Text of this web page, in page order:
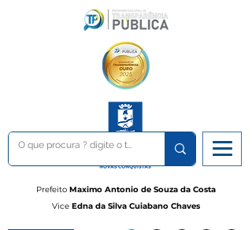
Prefeito Maximo Antonio de Souza da Costa
Vice Edna da Silva Cuiabano Chaves